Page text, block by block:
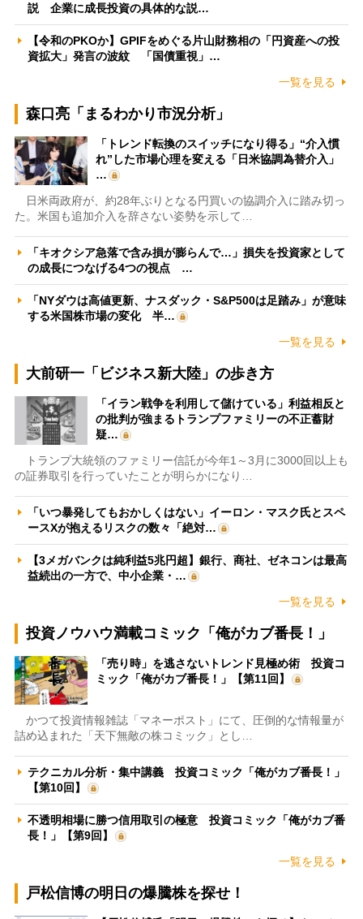
説 企業に成長投資の具体的な説…
【令和のPKOか】GPIFをめぐる片山財務相の「円資産への投
資拡大」発言の波紋 「国債重視」…
一覧を見る
森口亮「まるわかり市況分析」
「トレンド転換のスイッチになり得る」“介入慣
れ”した市場心理を変える「日米協調為替介入」
…
日米両政府が、約28年ぶりとなる円買いの協調介入に踏み切っ
た。米国も追加介入を辞さない姿勢を示して…
「キオクシア急落で含み損が膨らんで…」損失を投資家として
の成長につなげる4つの視点 …
「NYダウは高値更新、ナスダック・S&P500は足踏み」が意味
する米国株市場の変化 半…
一覧を見る
大前研一「ビジネス新大陸」の歩き方
「イラン戦争を利用して儲けている」利益相反と
の批判が強まるトランプファミリーの不正蓄財
疑…
トランプ大統領のファミリー信託が今年1～3月に3000回以上も
の証券取引を行っていたことが明らかになり…
「いつ暴発してもおかしくはない」イーロン・マスク氏とスペ
ースXが抱えるリスクの数々「絶対…
【3メガバンクは純利益5兆円超】銀行、商社、ゼネコンは最高
益続出の一方で、中小企業・…
一覧を見る
投資ノウハウ満載コミック「俺がカブ番長！」
「売り時」を逃さないトレンド見極め術 投資コ
ミック「俺がカブ番長！」【第11回】
かつて投資情報雑誌「マネーポスト」にて、圧倒的な情報量が
詰め込まれた「天下無敵の株コミック」とし…
テクニカル分析・集中講義 投資コミック「俺がカブ番長！」
【第10回】
不透明相場に勝つ信用取引の極意 投資コミック「俺がカブ番
長！」【第9回】
一覧を見る
戸松信博の明日の爆騰株を探せ！